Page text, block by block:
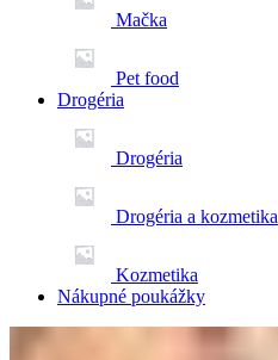
Mačka
Pet food
Drogéria
Drogéria
Drogéria a kozmetika
Kozmetika
Nákupné poukážky